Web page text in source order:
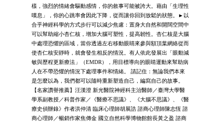
樣，強烈的情緒會驅動感情，你的敘事可能被誇大。藉由「生理性
嘆息」，你的心跳率會因此下降，從而讓你回到放鬆的狀態。►以
合乎神經科學的方式步行可以減少焦慮：置身大自然和開闊空間中
可以幫助縮小杏仁核，增加大腦可塑性，提高韌性。杏仁核是大腦
中處理恐懼的區域，當你透過左右移動眼睛來參與額頂葉網絡從而
使杏仁核安靜時，就會發生相反的情況。有人依此發展出「眼動減
敏與歷程更新療法」（EMDR），用目標導向的眼睛運動來幫助病
人在不帶恐懼的情況下處理事件和情緒。 請記住：無論我們本來
是怎麼以為，我們都可以隨時重新塑造自己，編寫自己的故事。
【名家讚譽推薦】汪漢澄 新光醫院神經科主治醫師／臺灣大學醫
學系副教授／科普作家／《醫療不思議》、《大腦不思議》、《醫
療史偵辦錄》作者洪仲清 臨床心理師胡展誥 諮商心理師陳志恆 諮
商心理師／暢銷作家焦傳金 國立自然科學博物館館長黃之盈 諮商